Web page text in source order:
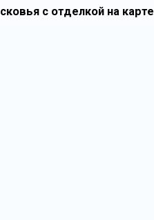
с отделкой на карте